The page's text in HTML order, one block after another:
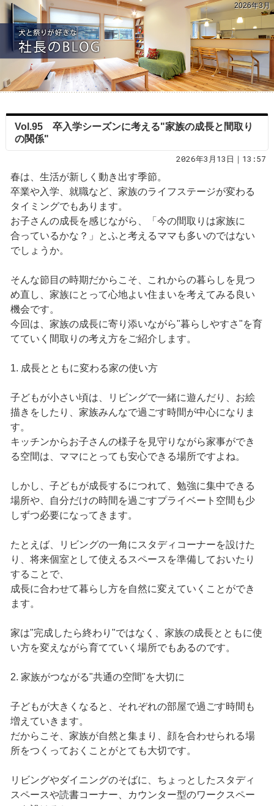
2026年3月
Vol.95 卒入学シーズンに考える"家族の成長と間取り
の関係"
2026年3月13日｜13:57
春は、生活が新しく動き出す季節。
卒業や入学、就職など、家族のライフステージが変わる
タイミングでもあります。
お子さんの成長を感じながら、「今の間取りは家族に
合っているかな？」とふと考えるママも多いのではない
でしょうか。
そんな節目の時期だからこそ、これからの暮らしを見つ
め直し、家族にとって心地よい住まいを考えてみる良い
機会です。
今回は、家族の成長に寄り添いながら"暮らしやすさ"を育
てていく間取りの考え方をご紹介します。
1. 成長とともに変わる家の使い方
子どもが小さい頃は、リビングで一緒に遊んだり、お絵
描きをしたり、家族みんなで過ごす時間が中心になりま
す。
キッチンからお子さんの様子を見守りながら家事ができ
る空間は、ママにとっても安心できる場所ですよね。
しかし、子どもが成長するにつれて、勉強に集中できる
場所や、自分だけの時間を過ごすプライベート空間も少
しずつ必要になってきます。
たとえば、リビングの一角にスタディコーナーを設けた
り、将来個室として使えるスペースを準備しておいたり
することで、
成長に合わせて暮らし方を自然に変えていくことができ
ます。
家は"完成したら終わり"ではなく、家族の成長とともに使
い方を変えながら育てていく場所でもあるのです。
2. 家族がつながる"共通の空間"を大切に
子どもが大きくなると、それぞれの部屋で過ごす時間も
増えていきます。
だからこそ、家族が自然と集まり、顔を合わせられる場
所をつくっておくことがとても大切です。
リビングやダイニングのそばに、ちょっとしたスタディ
スペースや読書コーナー、カウンター型のワークスペー